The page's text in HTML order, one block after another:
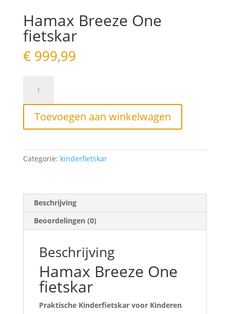
Hamax Breeze One
fietskar
€999,99
Breeze
One
fietskar
aantal
Toevoegen aan winkelwagen
Categorie: kinderfietskar
Beschrijving
Beoordelingen (0)
Beschrijving
Hamax Breeze One
fietskar
Praktische Kinderfietskar voor Kinderen